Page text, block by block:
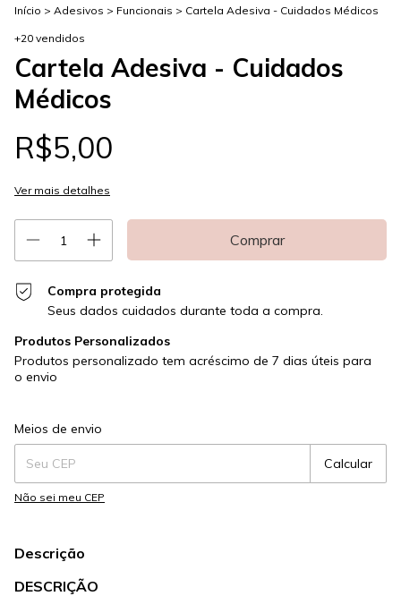
Início > Adesivos > Funcionais > Cartela Adesiva - Cuidados Médicos
+20 vendidos
Cartela Adesiva - Cuidados
Médicos
R$5,00
Ver mais detalhes
Compra protegida
Seus dados cuidados durante toda a compra.
Produtos Personalizados
Produtos personalizado tem acréscimo de 7 dias úteis para
o envio
Entregas para o CEP:
Meios de envio
Calcular
Não sei meu CEP
Descrição
DESCRIÇÃO